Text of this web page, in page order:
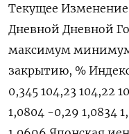
Текущее Изменение Открытие Закрытие Дневной Дневной Годовой Годовой значение к максимум минимум максимум минимум закрытию, % Индекс доллара к 6 валютам : 104,58 0,345 104,23 104,22 104,59 104,13 105,1 101,29 Евро 1,0804 -0,29 1,0834 1,0835 1,0847 1,0804 1,1044 1,0696 Японская иена 151,67 0,22 151,34 151,33 151,69 150,82 151,97 140,82 Британский фунт 1,2584 -0,44 1,2641 1,264 1,2648 1,2586 1,2893 1,2519 Канадский доллар 1,3613 0,53 1,3541 1,3541 1,3614 1,3541 1,3614 1,323 Шведская крона 10,7005 0,49 10,6426 10,6487 10,7028 10,626 10,825 10,0558 Швейцарский франк 0,9068 0,61 0,9011 0,9013 0,907 0,901 0,9095 0,84 Валюты G20: Аргентинский песо 861,5 0,47 0 861,5 0 0 861,74 810,65 Австралийский доллар 0,6551 -0,55 0,6588 0,6587 0,6592 0,6553 0,6839 0,6443 Бразильский реал 5,0506 -0,06 5,054 5,0538 5,0585 5,0283 5,0912 4,8314 Индийская